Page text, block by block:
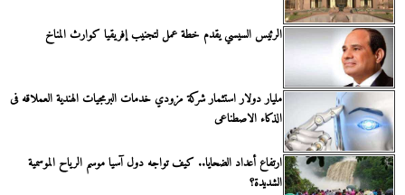
الرئيس السيسي يقدم خطة عمل لتجنيب إفريقيا كوارث المناخ
مليار دولار استثمار شركة مزودي خدمات البرمجيات الهندية العملاقه فى
الذكاء الاصطناعى
ارتفاع أعداد الضحايا.. كيف تواجه دول آسيا موسم الرياح الموسمية
الشديدة؟